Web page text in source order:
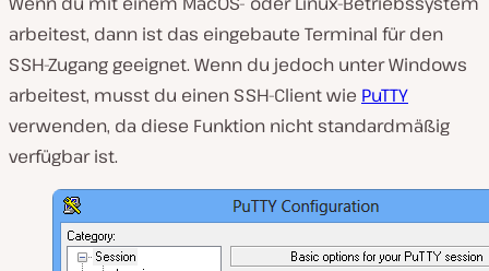
arbeitest, dann ist das eingebaute Terminal für den
SSH-Zugang geeignet. Wenn du jedoch unter Windows
arbeitest, musst du einen SSH-Client wie PuTTY
verwenden, da diese Funktion nicht standardmäßig
verfügbar ist.